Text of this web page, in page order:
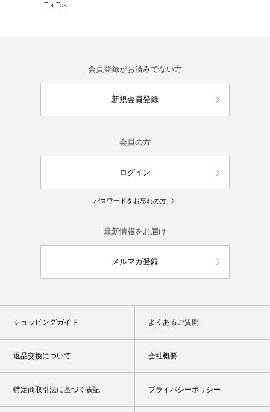
Tik Tok
会員登録がお済みでない方
新規会員登録
会員の方
ログイン
パスワードをお忘れの方
最新情報をお届け
メルマガ登録
ショッピングガイド よくあるご質問
返品交換について 会社概要
特定商取引法に基づく表記 プライバシーポリシー